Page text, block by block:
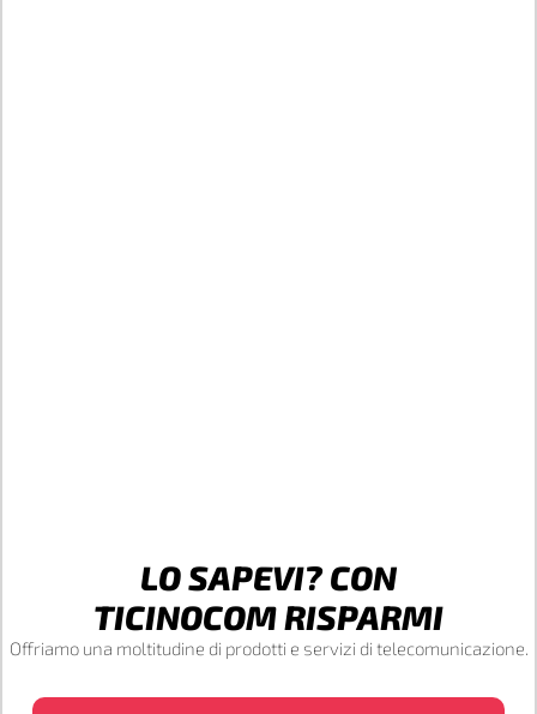
LO SAPEVI? CON
TICINOCOM RISPARMI
Offriamo una moltitudine di prodotti e servizi di telecomunicazione.